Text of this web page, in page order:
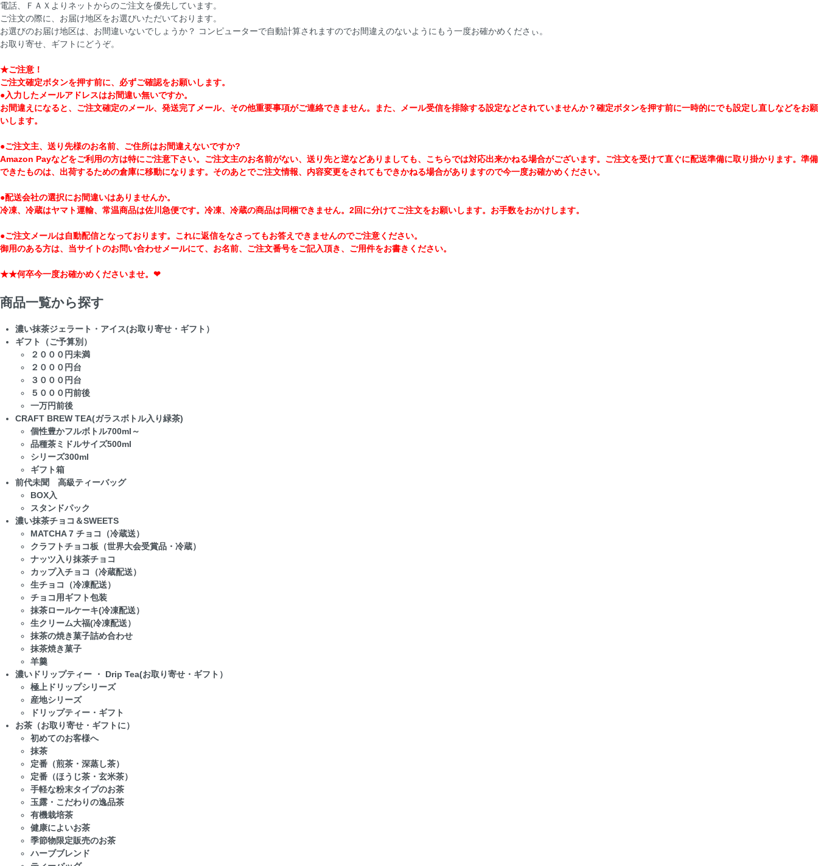
電話、ＦＡＸよりネットからのご注文を優先しています。
ご注文の際に、お届け地区をお選びいただいております。
お選びのお届け地区は、お間違いないでしょうか？ コンピューターで自動計算されますのでお間違えのないようにもう一度お確かめくださぃ。
お取り寄せ、ギフトにどうぞ。
★ご注意！
ご注文確定ボタンを押す前に、必ずご確認をお願いします。
●入力したメールアドレスはお間違い無いですか。
お間違えになると、ご注文確定のメール、発送完了メール、その他重要事項がご連絡できません。また、メール受信を排除する設定などされていませんか？確定ボタンを押す前に一時的にでも設定し直しなどをお願
いします。
●ご注文主、送り先様のお名前、ご住所はお間違えないですか?
Amazon Payなどをご利用の方は特にご注意下さい。ご注文主のお名前がない、送り先と逆などありましても、こちらでは対応出来かねる場合がございます。ご注文を受けて直ぐに配送準備に取り掛かります。準備
できたものは、出荷するための倉庫に移動になります。そのあとでご注文情報、内容変更をされてもできかねる場合がありますので今一度お確かめください。
●配送会社の選択にお間違いはありませんか。
冷凍、冷蔵はヤマト運輸、常温商品は佐川急便です。冷凍、冷蔵の商品は同梱できません。2回に分けてご注文をお願いします。お手数をおかけします。
●ご注文メールは自動配信となっております。これに返信をなさってもお答えできませんのでご注意ください。
御用のある方は、当サイトのお問い合わせメールにて、お名前、ご注文番号をご記入頂き、ご用件をお書きください。
★★何卒今一度お確かめくださいませ。❤
商品一覧から探す
濃い抹茶ジェラート・アイス(お取り寄せ・ギフト）
ギフト（ご予算別）
２０００円未満
２０００円台
３０００円台
５０００円前後
一万円前後
CRAFT BREW TEA(ガラスボトル入り緑茶)
個性豊かフルボトル700ml～
品種茶ミドルサイズ500ml
シリーズ300ml
ギフト箱
前代未聞 高級ティーバッグ
BOX入
スタンドパック
濃い抹茶チョコ＆SWEETS
MATCHA 7 チョコ（冷蔵送）
クラフトチョコ板（世界大会受賞品・冷蔵）
ナッツ入り抹茶チョコ
カップ入チョコ（冷蔵配送）
生チョコ（冷凍配送）
チョコ用ギフト包装
抹茶ロールケーキ(冷凍配送）
生クリーム大福(冷凍配送）
抹茶の焼き菓子詰め合わせ
抹茶焼き菓子
羊羹
濃いドリップティー ・ Drip Tea(お取り寄せ・ギフト）
極上ドリップシリーズ
産地シリーズ
ドリップティー・ギフト
お茶（お取り寄せ・ギフトに）
初めてのお客様へ
抹茶
定番（煎茶・深蒸し茶）
定番（ほうじ茶・玄米茶）
手軽な粉末タイプのお茶
玉露・こだわりの逸品茶
有機栽培茶
健康によいお茶
季節物限定販売のお茶
ハーブブレンド